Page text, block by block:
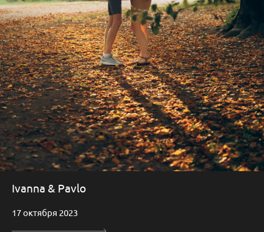
Ivanna & Pavlo
17 октября 2023